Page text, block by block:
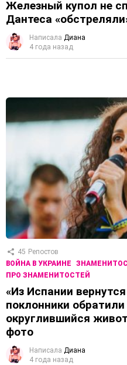
Железный купол не
Дантеса
Написала Диана
4 года назад
45 Репостов
ВОЙНА В УКРАИНЕ
ПРО ЗНАМЕНИТОСТЕЙ
«Из Испании
поклонники
округлившийся
фото
Написала Диана
4 года назад